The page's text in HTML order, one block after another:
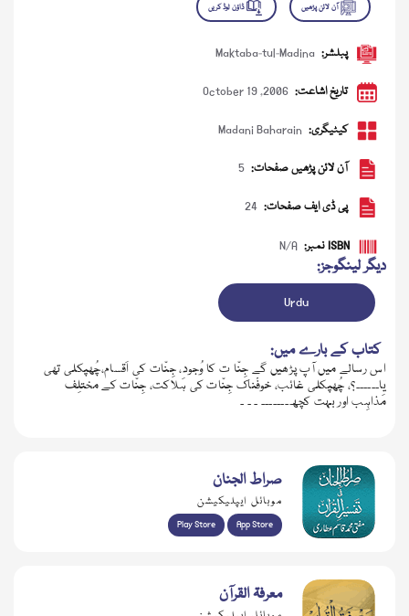
پبلشر: Maktaba-tul-Madina
تاریخ اشاعت: October 19 ,2006
کیٹیگری: Madani Baharain
آن لائن پڑھیں صفحات: 5
پی ڈی ایف صفحات: 24
ISBN نمبر: N/A
دیگر لینگوجز:
Urdu
کتاب کے بارے میں:
اس رسالے میں آپ پڑھیں گے جِنّا ت کا وُجود، جِنّات کی اَقسام،چُھپکلی تھی
یا۔۔۔۔۔۔؟، چُھپکلی غائب، خوفْناک جِنّات کی ہَلاکت، جِنّات کے مختلِف
مَذاہِب اور بہت کچھ۔۔۔۔۔۔۔ ۔ ۔ ۔
صراط الجنان
موبائل ایپلیکیشن
Play Store App Store
معرفۃ القرآن